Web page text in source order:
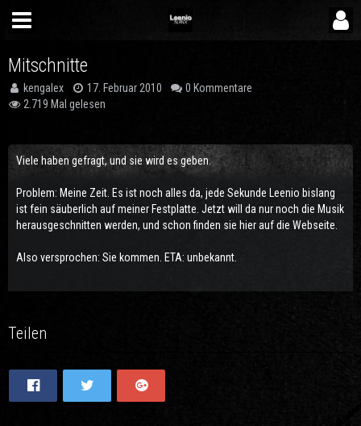
Mitschnitte
kengalex 17. Februar 2010
0 Kommentare
2.719 Mal gelesen
Viele haben gefragt, und sie wird es geben.
Problem: Meine Zeit. Es ist noch alles da, jede Sekunde Leenio bislang
ist fein säuberlich auf meiner Festplatte. Jetzt will da nur noch die Musik
herausgeschnitten werden, und schon finden sie hier auf die Webseite.
Also versprochen: Sie kommen. ETA: unbekannt.
Teilen